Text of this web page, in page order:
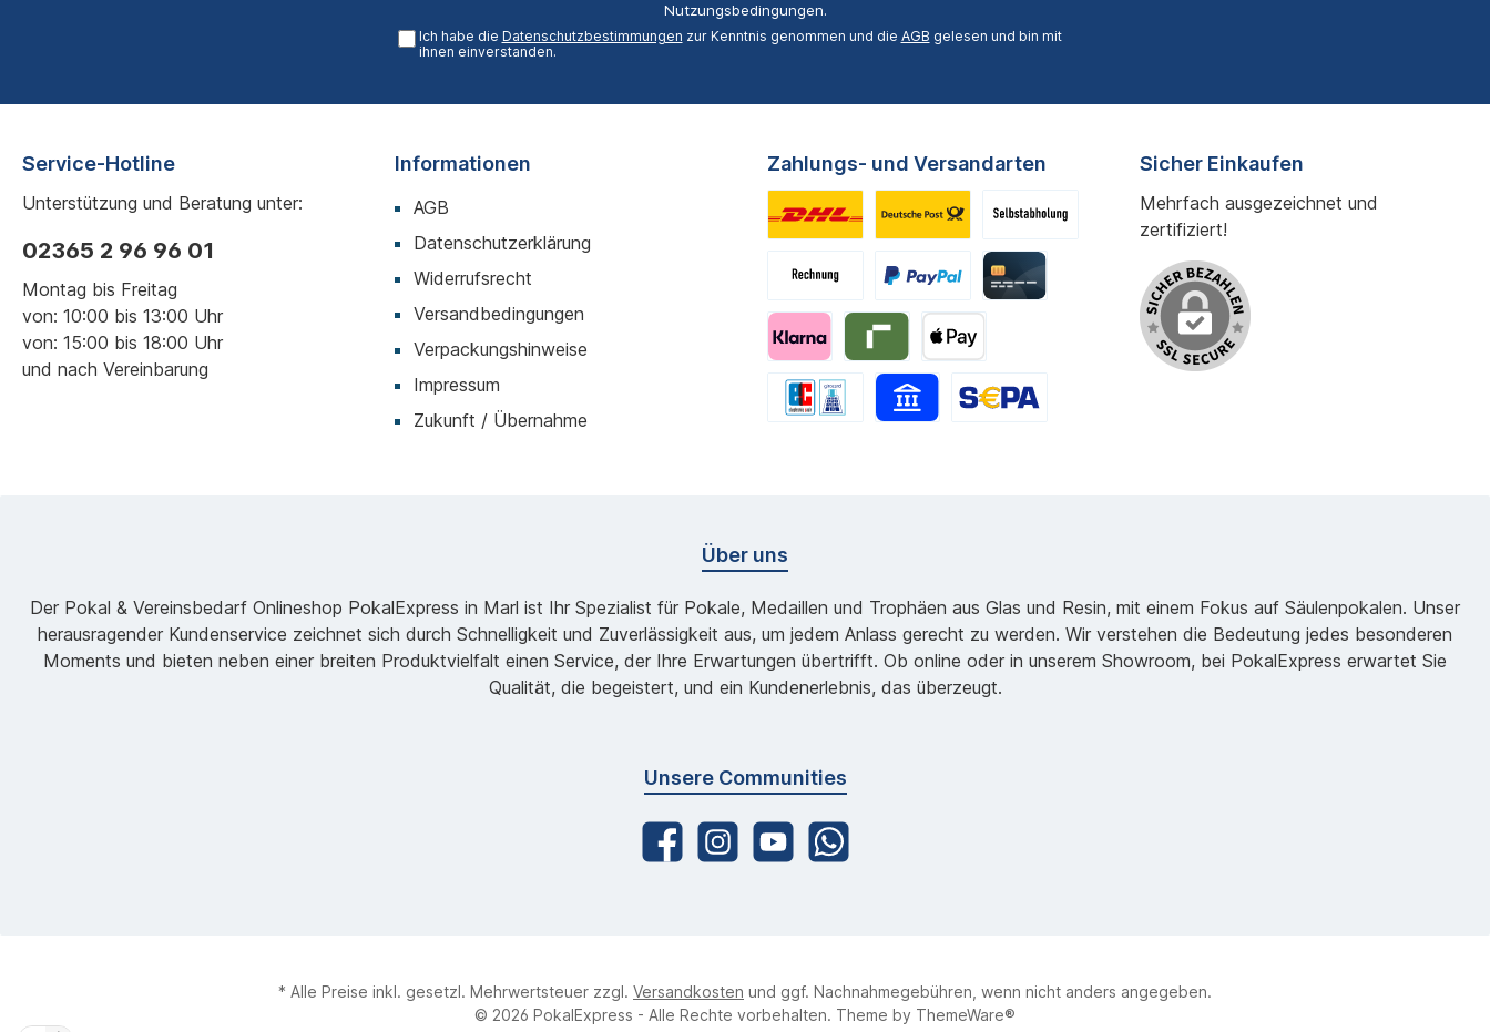
Nutzungsbedingungen.
Ich habe die Datenschutzbestimmungen zur Kenntnis genommen und die AGB gelesen und bin mit
ihnen einverstanden.
Service-Hotline
Unterstützung und Beratung unter:
02365 2 96 96 01
Montag bis Freitag
von: 10:00 bis 13:00 Uhr
von: 15:00 bis 18:00 Uhr
und nach Vereinbarung
Informationen
AGB
Datenschutzerklärung
Widerrufsrecht
Versandbedingungen
Verpackungshinweise
Impressum
Zukunft / Übernahme
Zahlungs- und Versandarten Sicher Einkaufen
Mehrfach ausgezeichnet und
zertifiziert!
Über uns
Der Pokal & Vereinsbedarf Onlineshop PokalExpress in Marl ist Ihr Spezialist für Pokale, Medaillen und Trophäen aus Glas und Resin, mit einem Fokus auf Säulenpokalen. Unser
herausragender Kundenservice zeichnet sich durch Schnelligkeit und Zuverlässigkeit aus, um jedem Anlass gerecht zu werden. Wir verstehen die Bedeutung jedes besonderen
Moments und bieten neben einer breiten Produktvielfalt einen Service, der Ihre Erwartungen übertrifft. Ob online oder in unserem Showroom, bei PokalExpress erwartet Sie
Qualität, die begeistert, und ein Kundenerlebnis, das überzeugt.
Unsere Communities
* Alle Preise inkl. gesetzl. Mehrwertsteuer zzgl. Versandkosten und ggf. Nachnahmegebühren, wenn nicht anders angegeben.
© 2026 PokalExpress - Alle Rechte vorbehalten. Theme by ThemeWare®